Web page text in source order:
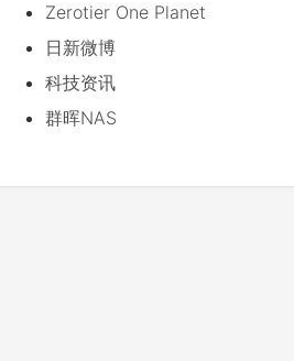
Zerotier One Planet
日新微博
科技资讯
群晖NAS